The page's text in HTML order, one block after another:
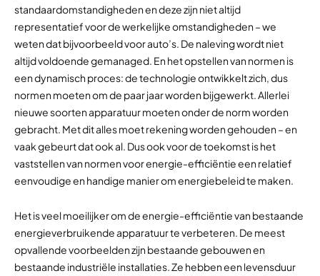
standaardomstandigheden en deze zijn niet altijd
representatief voor de werkelijke omstandigheden – we
weten dat bijvoorbeeld voor auto’s. De naleving wordt niet
altijd voldoende gemanaged. En het opstellen van normen is
een dynamisch proces: de technologie ontwikkelt zich, dus
normen moeten om de paar jaar worden bijgewerkt. Allerlei
nieuwe soorten apparatuur moeten onder de norm worden
gebracht. Met dit alles moet rekening worden gehouden – en
vaak gebeurt dat ook al. Dus ook voor de toekomst is het
vaststellen van normen voor energie-efficiëntie een relatief
eenvoudige en handige manier om energiebeleid te maken.
Het is veel moeilijker om de energie-efficiëntie van bestaande
energieverbruikende apparatuur te verbeteren. De meest
opvallende voorbeelden zijn bestaande gebouwen en
bestaande industriële installaties. Ze hebben een levensduur